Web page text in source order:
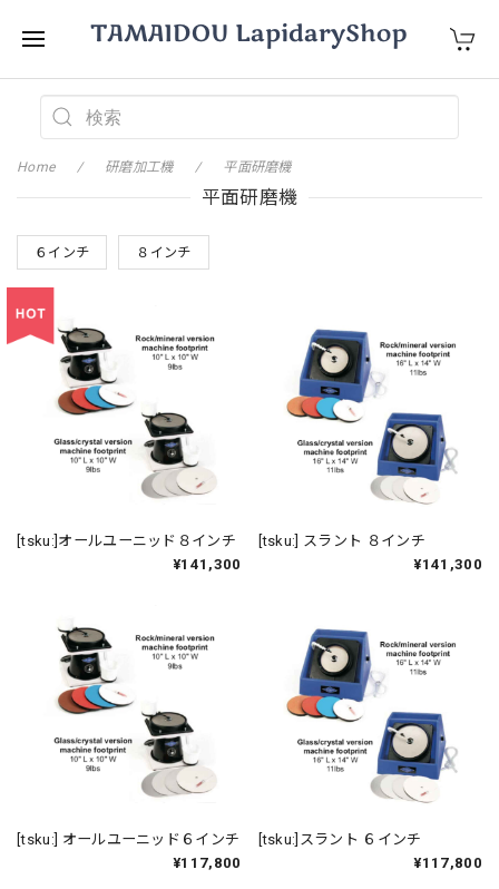
Home 研磨加工機 平面研磨機
平面研磨機
６インチ ８インチ
[tsku:]オールユーニッド８インチ
¥141,300
[tsku:] スラント ８インチ
¥141,300
[tsku:] オールユーニッド６インチ
¥117,800
[tsku:]スラント ６インチ
¥117,800